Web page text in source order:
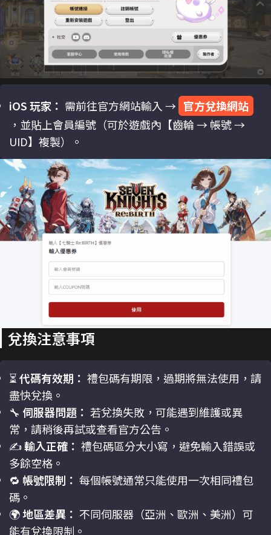
iOS 玩家： 需前往官方網站輸入 → 官方兌換網站
，並貼上會員編號（可於遊戲內【齒輪 → 帳號 →
UID】複製）。
兌換注意事項
⏳代碼有效期： 禮包碼有期限，過期將無法使用，請
盡快兌換。
🔧 伺服器問題： 若兌換失敗，可能遇到維護或異
常，請稍後再試或查看官方公告。
✍️輸入正確： 禮包碼區分大小寫，避免輸入錯誤或
多餘空格。
🔁 帳號限制： 每個帳號通常只能使用一次相同禮包
碼。
🌍地區差異： 不同伺服器（亞洲、歐洲、美洲）可
能有兌換限制。